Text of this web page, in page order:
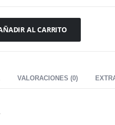
AL CARRITO
VALORACIONES (0)